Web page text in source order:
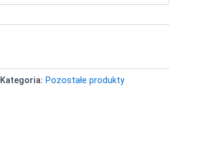
Kategoria: Pozostałe produkty